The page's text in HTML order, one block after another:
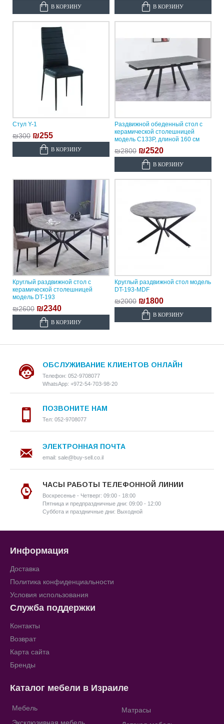
В КОРЗИНУ В КОРЗИНУ
Стул Y-1
₪300 ₪255
В КОРЗИНУ
Раздвижной обеденный стол с
керамической столешницей
модель C133P, длиной 160 см
₪2800 ₪2520
В КОРЗИНУ
Круглый раздвижной стол с
керамической столешницей
модель DT-193
₪2600 ₪2340
В КОРЗИНУ
Круглый раздвижной стол модель
DT-193-MDF
₪2000 ₪1800
В КОРЗИНУ
ОБСЛУЖИВАНИЕ КЛИЕНТОВ ОНЛАЙН
Телефон: 052-9708077
WhatsApp: +972-54-703-98-20
ПОЗВОНИТЕ НАМ
Тел: 052-9708077
ЭЛЕКТРОННАЯ ПОЧТА
email: sale@buy-sell.co.il
ЧАСЫ РАБОТЫ ТЕЛЕФОННОЙ ЛИНИИ
Воскресенье - Четверг: 09:00 - 18:00
Пятница и предпраздничные дни: 09:00 - 12:00
Суббота и праздничные дни: Выходной
Информация
Доставка
Политика конфиденциальности
Условия использования
Служба поддержки
Контакты
Возврат
Карта сайта
Бренды
Каталог мебели в Израиле
Мебель
Матрасы